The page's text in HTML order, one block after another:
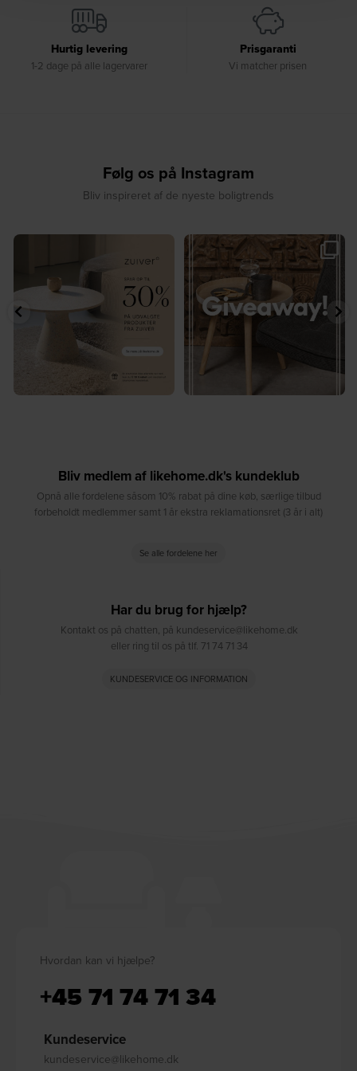
Hurtig levering
1-2 dage på alle lagervarer
Prisgaranti
Vi matcher prisen
Følg os på Instagram
Bliv inspireret af de nyeste boligtrends
4
🎉 GIVEAWAY 🎉⁠
Vind det stilfulde Sasha...
236 256
Bliv medlem af likehome.dk's kundeklub
Opnå alle fordelene såsom 10% rabat på dine køb, særlige tilbud
forbeholdt medlemmer samt 1 år ekstra reklamationsret (3 år i alt)
Se alle fordelene her
Har du brug for hjælp?
Kontakt os på chatten, på kundeservice@likehome.dk
eller ring til os på tlf. 71 74 71 34
KUNDESERVICE OG INFORMATION
Hvordan kan vi hjælpe?
+45 71 74 71 34
Kundeservice
kundeservice@likehome.dk